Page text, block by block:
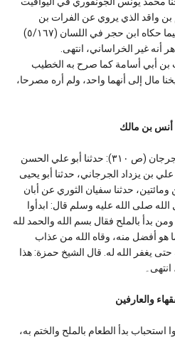
الرحيم بن واقد الذي يروي عن الفرات بن
السائب، الذي قال عنه ابن جرير فيما حكاه ابن حجر في اللسان (٥/١٦٧)
أنه غير الخراساني، انتهى.
بن أبي أسامة كما صرح به الخطيب
مال إلى أنهما واحد، ولم أره مصرحا،
بن مالك
٥) وقال حمزة السهمي في تاريخ جرجان (ص ٣١٠): حدثنا أبو علي الحسن
بن يزداد الجرجاني، حدثنا أبو يحيى
حدثنا سفيان الثوري عن أبان
صلى الله عليه وسلم قال: ابدأوا
بدأ بالملح فقال بسم الله والحمد لله
ما هو أفضل منه، وقاه الله من عذاب
حتى يغفر الله له. قال الشيخ حمزة: هذا
والعارفين
استحباب بدأ الطعام بالملح والختم به،